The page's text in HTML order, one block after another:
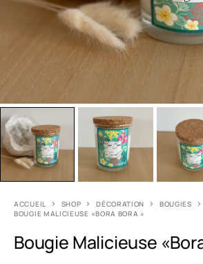
ACCUEIL SHOP DÉCORATION
BOUGIES
BOUGIE MALICIEUSE «BORA BORA »
Bougie Malicieuse